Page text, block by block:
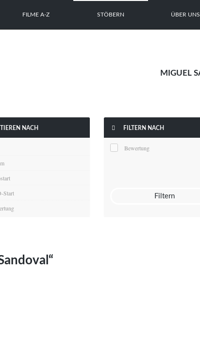
FILME A-Z STÖBERN ÜBER UNS
NACH
Start
 FILTERN NACH
Bewertung
Filtern